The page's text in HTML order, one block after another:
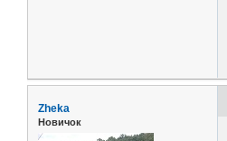
Zheka
Новичок